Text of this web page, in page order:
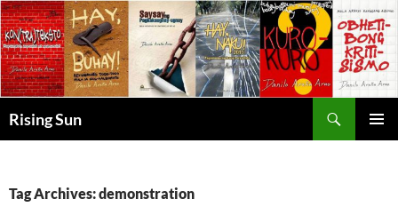
Skip
to
content
Rising Sun
Tag Archives: demonstration